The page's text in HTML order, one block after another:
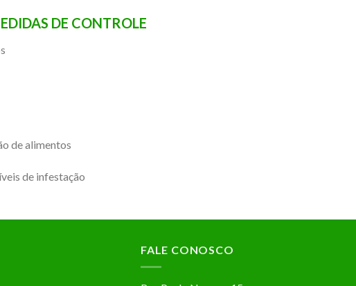
DE CONTROLE
de alimentos
de infestação
FALE CONOSCO